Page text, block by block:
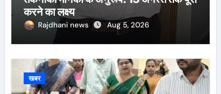
करने का लक्ष्य
Rajdhani news Aug 5, 2026
खबर